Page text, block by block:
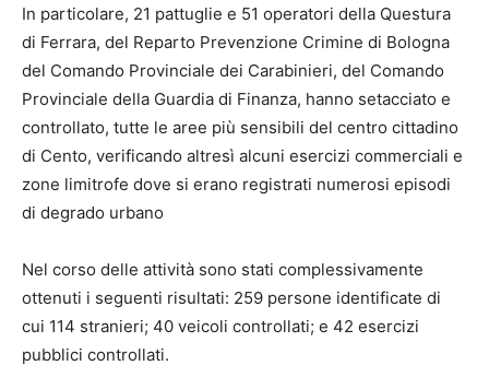
In particolare, 21 pattuglie e 51 operatori della Questura
di Ferrara, del Reparto Prevenzione Crimine di Bologna
del Comando Provinciale dei Carabinieri, del Comando
Provinciale della Guardia di Finanza, hanno setacciato e
controllato, tutte le aree più sensibili del centro cittadino
di Cento, verificando altresì alcuni esercizi commerciali e
zone limitrofe dove si erano registrati numerosi episodi
di degrado urbano
Nel corso delle attività sono stati complessivamente
ottenuti i seguenti risultati: 259 persone identificate di
cui 114 stranieri; 40 veicoli controllati; e 42 esercizi
pubblici controllati.